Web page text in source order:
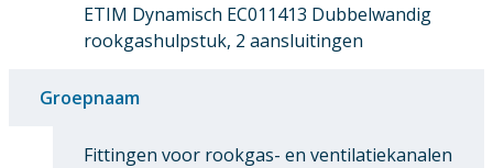
ETIM Dynamisch EC011413 Dubbelwandig
rookgashulpstuk, 2 aansluitingen
Groepnaam
Fittingen voor rookgas- en ventilatiekanalen